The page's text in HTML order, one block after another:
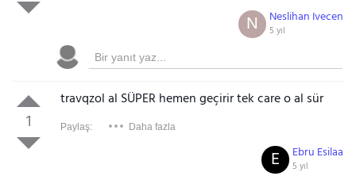
Neslihan Ivecen
5 yıl
N
1
travqzol al SÜPER hemen geçirir tek care o al sür
Paylaş: Daha fazla
Ebru Esilaa
5 yıl
E